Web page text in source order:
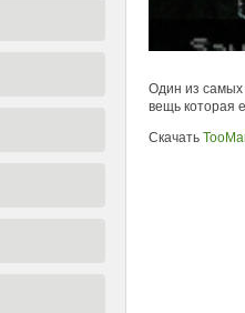
Один из самых
вещь которая
Скачать